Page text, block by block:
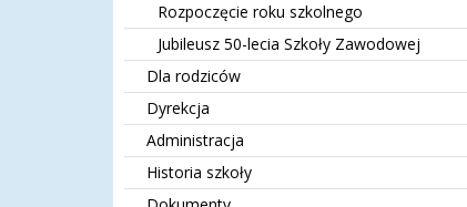
Rozpoczęcie roku szkolnego
Jubileusz 50-lecia Szkoły Zawodowej
Dla rodziców
Dyrekcja
Administracja
Historia szkoły